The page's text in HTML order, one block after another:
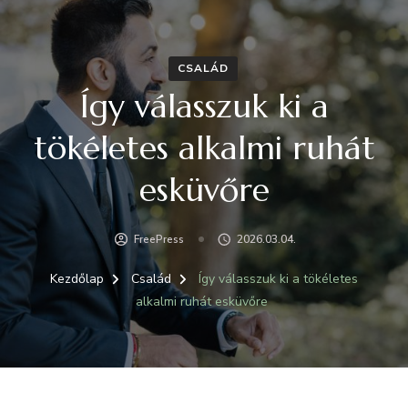
CSALÁD
Így válasszuk ki a
tökéletes alkalmi ruhát
esküvőre
FreePress 2026.03.04.
Kezdőlap Család
Így válasszuk ki a tökéletes
alkalmi ruhát esküvőre